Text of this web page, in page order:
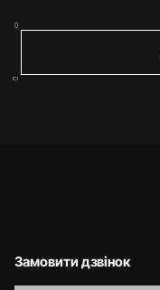
Замовити дзвінок